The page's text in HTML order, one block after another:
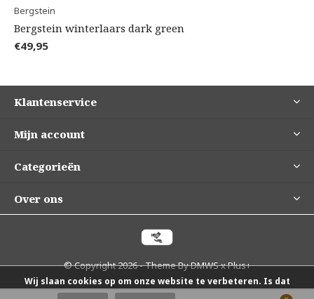
Bergstein
Bergstein winterlaars dark green
€49,95
Klantenservice
Mijn account
Categorieën
Over ons
© Copyright2026- Theme ByDMWSxPlus+
Wij slaan cookies op om onze website te verbeteren. Is dat